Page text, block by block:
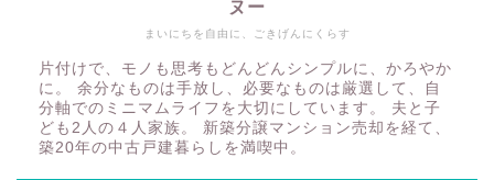
まいにちを自由に、ごきげんにくらす
ヌー
片付けで、モノも思考もどんどんシンプルに、かろやか
に。 余分なものは手放し、必要なものは厳選して、自
分軸でのミニマムライフを大切にしています。 夫と子
ども2人の４人家族。 新築分譲マンション売却を経て、
築20年の中古戸建暮らしを満喫中。